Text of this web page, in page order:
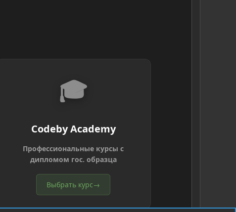
🎓
Codeby Academy
Профессиональные курсы с
дипломом гос. образца
Выбрать курс→